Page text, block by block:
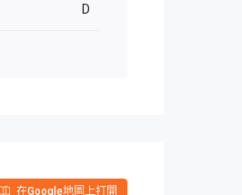
D
在Google地圖上打開